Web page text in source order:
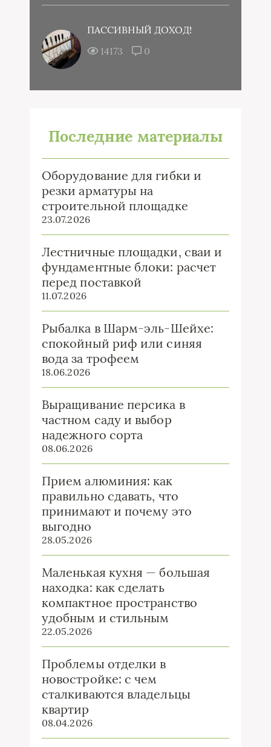
ПАССИВНЫЙ ДОХОД!
14173
0
Последние материалы
Оборудование для гибки и
резки арматуры на
строительной площадке
23.07.2026
Лестничные площадки, сваи и
фундаментные блоки: расчет
перед поставкой
11.07.2026
Рыбалка в Шарм-эль-Шейхе:
спокойный риф или синяя
вода за трофеем
18.06.2026
Выращивание персика в
частном саду и выбор
надежного сорта
08.06.2026
Прием алюминия: как
правильно сдавать, что
принимают и почему это
выгодно
28.05.2026
Маленькая кухня — большая
находка: как сделать
компактное пространство
удобным и стильным
22.05.2026
Проблемы отделки в
новостройке: с чем
сталкиваются владельцы
квартир
08.04.2026